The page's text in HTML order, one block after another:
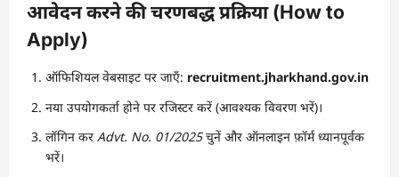
आवेदन करने की चरणबद्ध प्रक्रिया (How to
Apply)
ऑफिशियल वेबसाइट पर जाएँ: recruitment.jharkhand.gov.in
नया उपयोगकर्ता होने पर रजिस्टर करें (आवश्यक विवरण भरें)।
लॉगिन कर Advt. No. 01/2025चुनें और ऑनलाइन फ़ॉर्म ध्यानपूर्वक
भरें।